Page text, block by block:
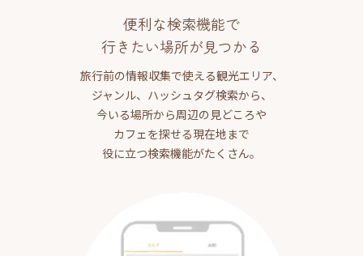
便利な検索機能で
行きたい場所が見つかる
旅行前の情報収集で使える観光エリア、
ジャンル、ハッシュタグ検索から、
今いる場所から周辺の見どころや
カフェを探せる現在地まで
役に立つ検索機能がたくさん。